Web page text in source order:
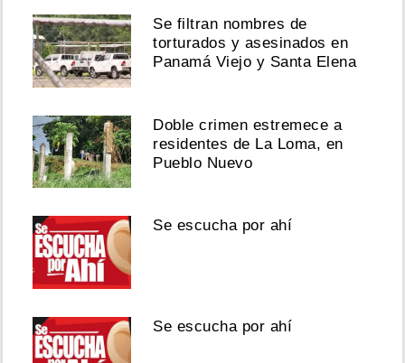
Se filtran nombres de
torturados y asesinados en
Panamá Viejo y Santa Elena
Doble crimen estremece a
residentes de La Loma, en
Pueblo Nuevo
Se escucha por ahí
Se escucha por ahí